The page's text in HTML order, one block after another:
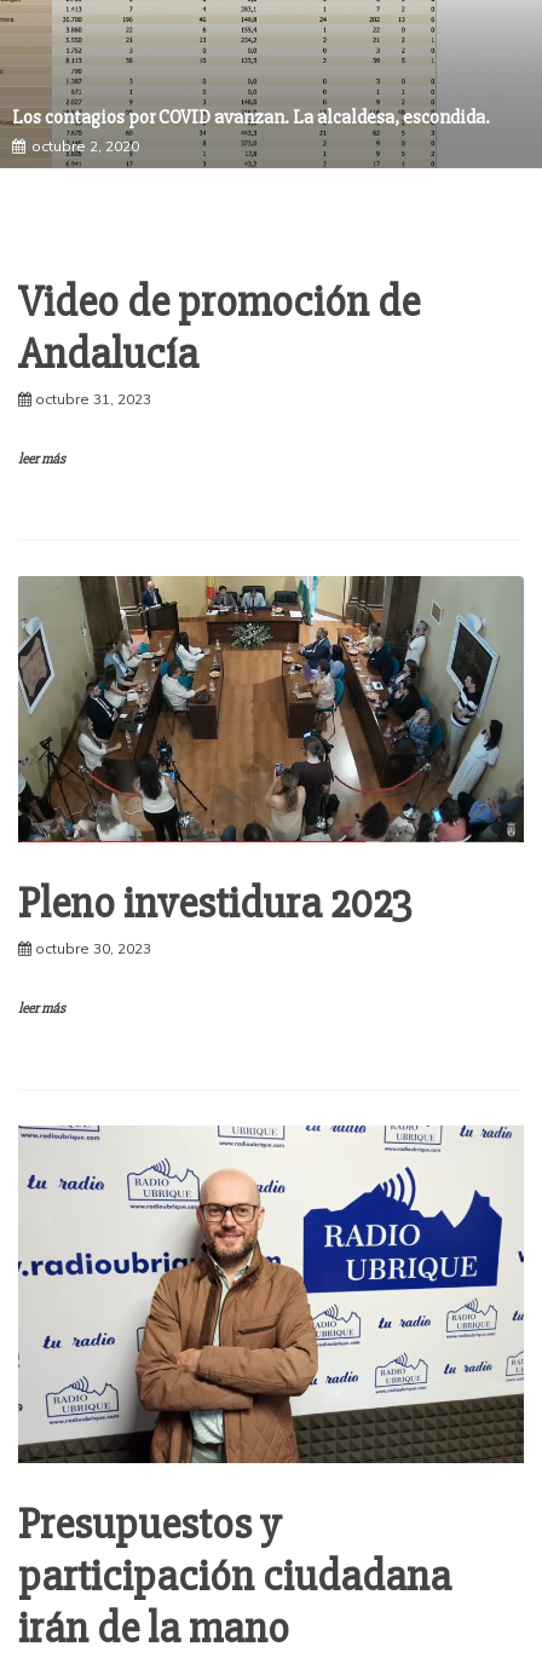
Los contagios por COVID avanzan. La alcaldesa, escondida.
octubre 2, 2020
Video de promoción de
Andalucía
octubre 31, 2023
leer más
Pleno investidura 2023
octubre 30, 2023
leer más
Presupuestos y
participación ciudadana
irán de la mano